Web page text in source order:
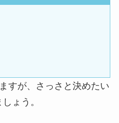
すが、さっさと決めたい
ょう。